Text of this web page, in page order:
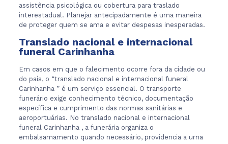
assistência psicológica ou cobertura para traslado
interestadual. Planejar antecipadamente é uma maneira
de proteger quem se ama e evitar despesas inesperadas.
Translado nacional e internacional
funeral Carinhanha
Em casos em que o falecimento ocorre fora da cidade ou
do país, o “translado nacional e internacional funeral
Carinhanha ” é um serviço essencial. O transporte
funerário exige conhecimento técnico, documentação
específica e cumprimento das normas sanitárias e
aeroportuárias. No translado nacional e internacional
funeral Carinhanha , a funerária organiza o
embalsamamento quando necessário, providencia a urna